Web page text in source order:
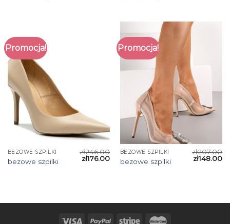
Promocja!
BEZOWE SZPILKI
bezowe szpilki
zł246.00
zł176.00
Promocja!
BEZOWE SZPILKI
bezowe szpilki
zł207.00
zł148.00